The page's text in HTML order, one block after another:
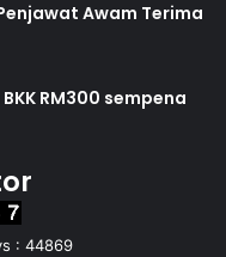
Awam Terima
RM300 sempena
: 44869